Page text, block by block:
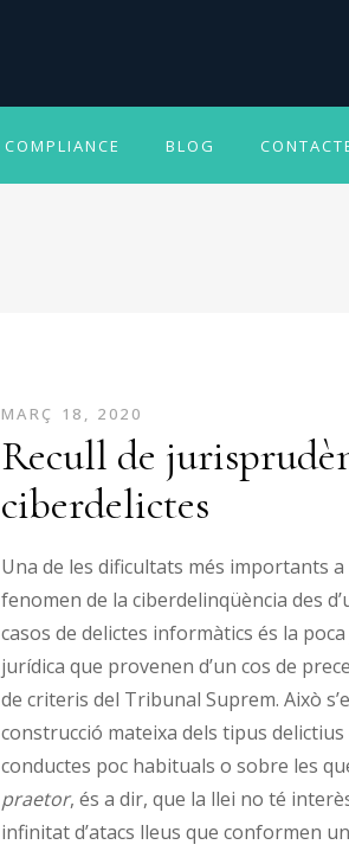
COMPLIANCE BLOG
MARÇ 18, 2020
Recull de
ciberdelictes
Una de les dificultats més importants a
fenomen de la ciberdelinqüència des
casos de delictes informàtics és la
jurídica que provenen d’un cos de
de criteris del Tribunal Suprem. Això
construcció mateixa dels tipus
conductes poc habituals o sobre les
praetor, és a dir, que la llei no té
infinitat d’atacs lleus que conformen